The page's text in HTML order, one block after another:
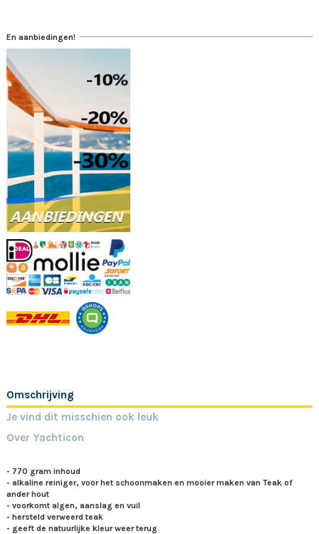
En aanbiedingen!
Omschrijving
Je vind dit misschien ook leuk
Over Yachticon
- 770 gram inhoud
- alkaline reiniger, voor het schoonmaken en mooier maken van Teak of
ander hout
- voorkomt algen, aanslag en vuil
- hersteld verweerd teak
- geeft de natuurlijke kleur weer terug